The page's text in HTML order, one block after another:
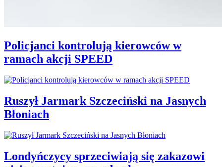
Policjanci kontrolują kierowców w
ramach akcji SPEED
Ruszył Jarmark Szczeciński na Jasnych
Błoniach
Londyńczycy sprzeciwiają się zakazowi